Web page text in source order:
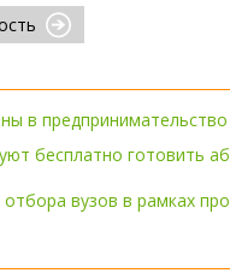
в предпринимательство
бесплатно готовить
вузов в рамках